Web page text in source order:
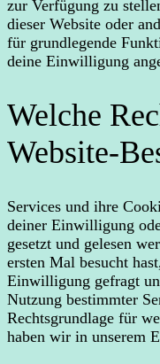
zur Verfügung zu
dieser Website oder
für grundlegende
deine Einwilligung
Welche
Website-
Services und ihre
deiner Einwilligung
gesetzt und gelesen
ersten Mal besucht
Einwilligung gefragt
Nutzung bestimmter
Rechtsgrundlage für
haben wir in unserem